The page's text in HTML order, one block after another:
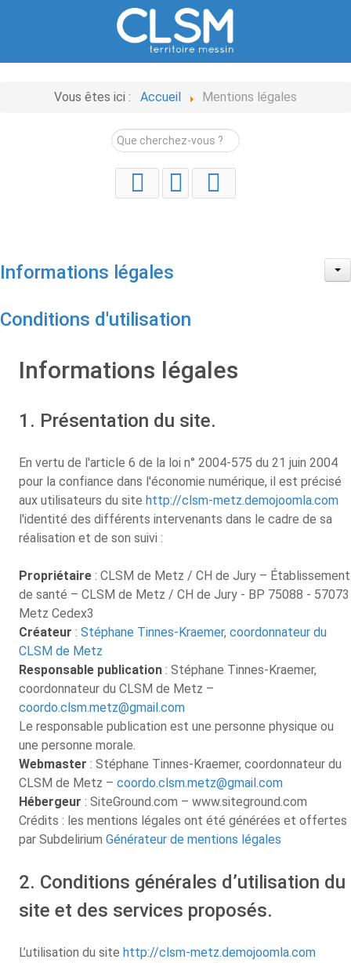
Vous êtes ici : Accueil Mentions légales
Rechercher
Informations légales
Conditions d'utilisation
Informations légales
1. Présentation du site.
En vertu de l'article 6 de la loi n° 2004-575 du 21 juin 2004
pour la confiance dans l'économie numérique, il est précisé
aux utilisateurs du site http://clsm-metz.demojoomla.com
l'identité des différents intervenants dans le cadre de sa
réalisation et de son suivi :
Propriétaire : CLSM de Metz / CH de Jury – Établissement
de santé – CLSM de Metz / CH de Jury - BP 75088 - 57073
Metz Cedex3
Créateur : Stéphane Tinnes-Kraemer, coordonnateur du
CLSM de Metz
Responsable publication : Stéphane Tinnes-Kraemer,
coordonnateur du CLSM de Metz –
coordo.clsm.metz@gmail.com
Le responsable publication est une personne physique ou
une personne morale.
Webmaster : Stéphane Tinnes-Kraemer, coordonnateur du
CLSM de Metz – coordo.clsm.metz@gmail.com
Hébergeur : SiteGround.com – www.siteground.com
Crédits : les mentions légales ont été générées et offertes
par Subdelirium Générateur de mentions légales
2. Conditions générales d’utilisation du
site et des services proposés.
L’utilisation du site http://clsm-metz.demojoomla.com